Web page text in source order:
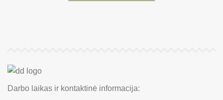
Darbo laikas ir kontaktinė informacija: